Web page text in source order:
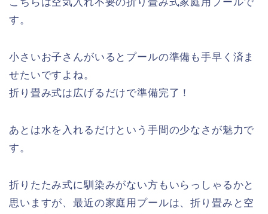
す。
小さいお子さんがいるとプールの準備も手早く済ま
せたいですよね。
折り畳み式は広げるだけで準備完了！
あとは水を入れるだけという手間の少なさが魅力で
す。
折りたたみ式に馴染みがない方もいらっしゃるかと
思いますが、最近の家庭用プールは、折り畳みと空